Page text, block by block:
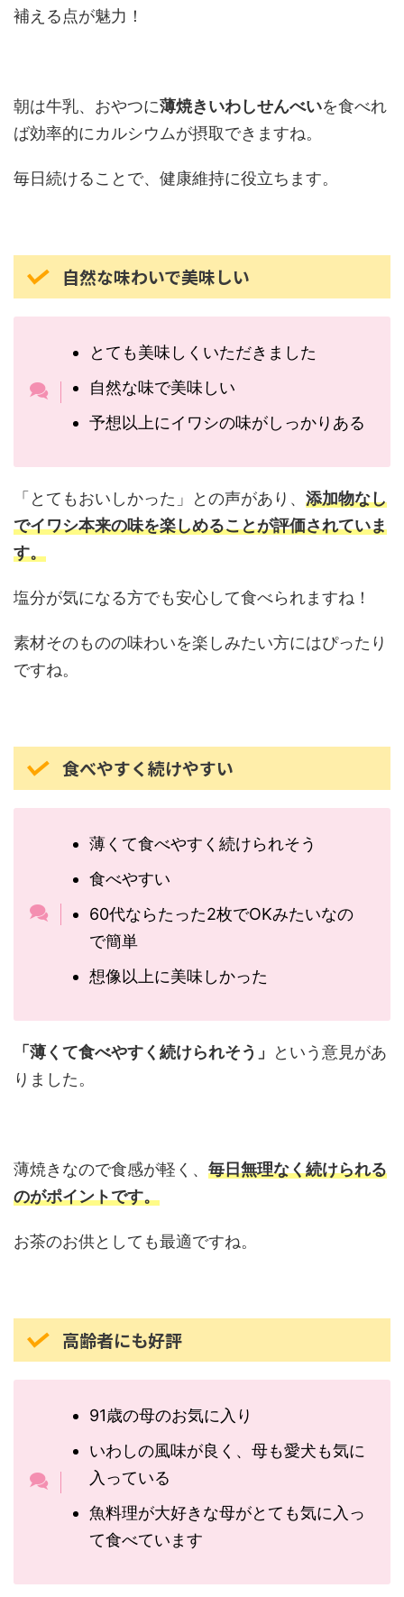
補える点が魅力！
朝は牛乳、おやつに薄焼きいわしせんべいを食べれ
ば効率的にカルシウムが摂取できますね。
毎日続けることで、健康維持に役立ちます。
自然な味わいで美味しい
とても美味しくいただきました
自然な味で美味しい
予想以上にイワシの味がしっかりある
「とてもおいしかった」との声があり、 添加物なし
でイワシ本来の味を楽しめることが評価されていま
す。
塩分が気になる方でも安心して食べられますね！
素材そのものの味わいを楽しみたい方にはぴったり
ですね。
食べやすく続けやすい
薄くて食べやすく続けられそう
食べやすい
60代ならたった2枚でOKみたいなの
で簡単
想像以上に美味しかった
「薄くて食べやすく続けられそう」
という意見があ
りました。
薄焼きなので食感が軽く、 毎日無理なく続けられる
のがポイントです。
お茶のお供としても最適ですね。
高齢者にも好評
91歳の母のお気に入り
いわしの風味が良く、母も愛犬も気に
入っている
魚料理が大好きな母がとても気に入っ
て食べています